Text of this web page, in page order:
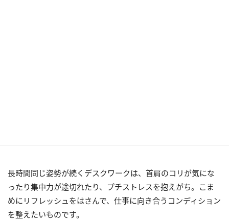
長時間同じ姿勢が続くデスクワークは、首肩のコリが気にな
ったり集中力が途切れたり、プチストレスを抱えがち。こま
めにリフレッシュをはさんで、仕事に向き合うコンディション
を整えたいものです。